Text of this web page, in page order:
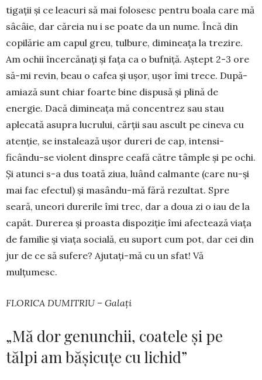
tigații și ce leacuri să mai folosesc pentru boala care mă
sâcâie, dar că­reia nu i se poate da un nume. Încă din
copilărie am capul greu, tul­bu­re, dimineața la tre­zire.
Am ochii încercănați și fața ca o buf­niță. Aștept 2-3 ore
să-mi revin, beau o cafea și ușor, ușor îmi tre­­ce. După-
a­mia­ză sunt chiar foar­te bine dis­pusă și pli­nă de
energie. Dacă di­mi­neața mă concentrez sau stau
aplecată asupra lucrului, cărții sau ascult pe ci­neva cu
atenție, se ins­ta­lează ușor dureri de cap, inten­si­
ficându-se violent dinspre cea­fă către tâmple și pe ochi.
Și atunci s-a dus toată ziua, luând calmante (care nu-și
mai fac efectul) și masându-mă fă­ră rezul­tat. Spre
seară, uneori durerile îmi trec, dar a doua zi o iau de la
capăt. Durerea și proasta dis­po­ziție îmi afectează viața
de familie și via­ța socială, eu su­port cum pot, dar cei din
jur de ce să sufere? Aju­tați-mă cu un sfat! Vă
mulțumesc.
FLORICA DUMITRIU – Galați
„Mă dor genunchii, coatele și pe
tălpi am bășicuțe cu lichid”